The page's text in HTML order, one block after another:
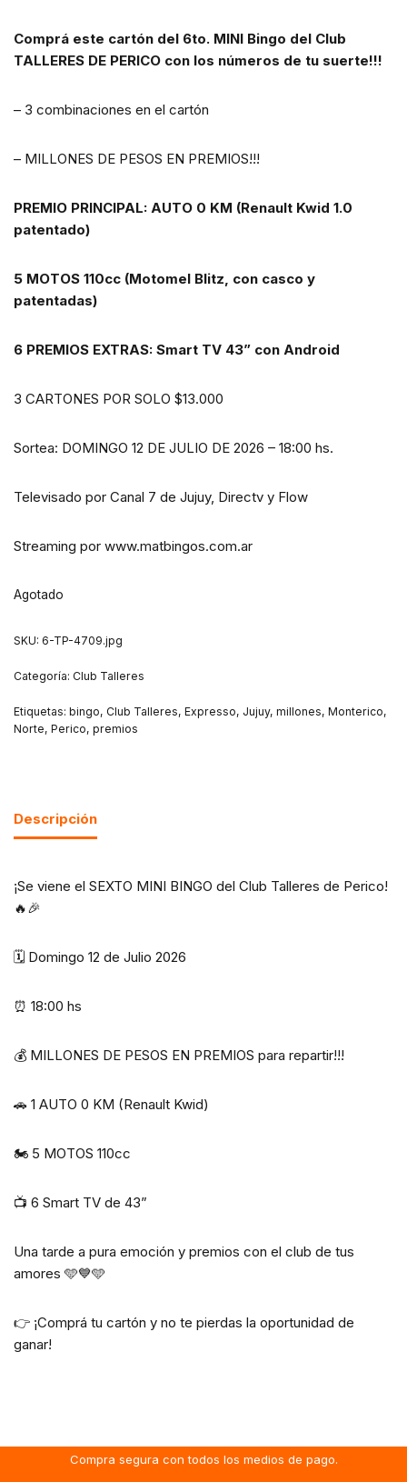
Comprá este cartón del 6to. MINI Bingo del Club
TALLERES DE PERICO con los números de tu suerte!!!
– 3 combinaciones en el cartón
– MILLONES DE PESOS EN PREMIOS!!!
PREMIO PRINCIPAL: AUTO 0 KM (Renault Kwid 1.0
patentado)
5 MOTOS 110cc (Motomel Blitz, con casco y
patentadas)
6 PREMIOS EXTRAS: Smart TV 43” con Android
3 CARTONES POR SOLO $13.000
Sortea: DOMINGO 12 DE JULIO DE 2026 – 18:00 hs.
Televisado por Canal 7 de Jujuy, Directv y Flow
Streaming por www.matbingos.com.ar
Agotado
SKU: 6-TP-4709.jpg
Categoría: Club Talleres
Etiquetas: bingo, Club Talleres, Expresso, Jujuy, millones, Monterico,
Norte, Perico, premios
Descripción
¡Se viene el SEXTO MINI BINGO del Club Talleres de Perico!
🔥🎉
🗓️ Domingo 12 de Julio 2026
⏰ 18:00 hs
💰 MILLONES DE PESOS EN PREMIOS para repartir!!!
🚗 1 AUTO 0 KM (Renault Kwid)
🏍️ 5 MOTOS 110cc
📺 6 Smart TV de 43”
Una tarde a pura emoción y premios con el club de tus
amores 🩵💙🩵
👉 ¡Comprá tu cartón y no te pierdas la oportunidad de
ganar!
Compra segura con todos los medios de pago.